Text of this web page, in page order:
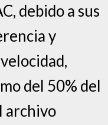
debido a sus
y
del 50% del
archivo